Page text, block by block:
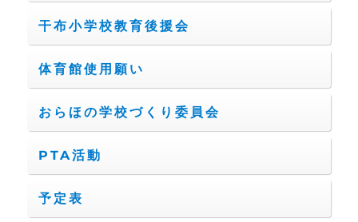
干布小学校教育後援会
体育館使用願い
おらほの学校づくり委員会
PTA活動
予定表